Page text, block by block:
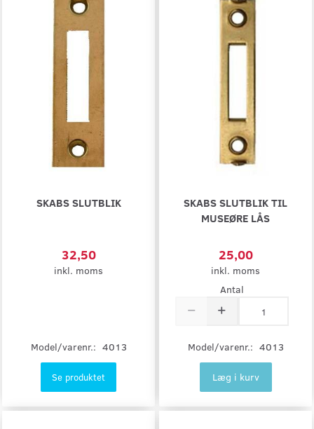
SKABS SLUTBLIK
32,50
inkl. moms
Model/varenr.: 4013
Se produktet
SKABS SLUTBLIK TIL
MUSEØRE LÅS
25,00
inkl. moms
Antal
Model/varenr.: 4013
Læg i kurv